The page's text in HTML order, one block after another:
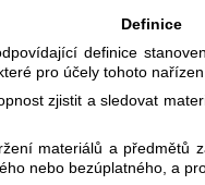
Definice
definice
pro účely tohoto
zjistit a sledovat
materiálů a
nebo bezúplatného, a